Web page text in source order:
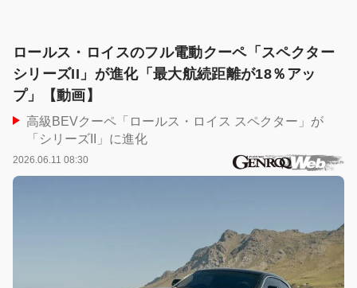
ロールス・ロイスのフル電動クーペ「スペクター
シリーズII」が進化「最大航続距離が18％アッ
プ」【動画】
高級BEVクーペ「ロールス・ロイス スペクター」が
「シリーズII」に進化
2026.06.11 08:30